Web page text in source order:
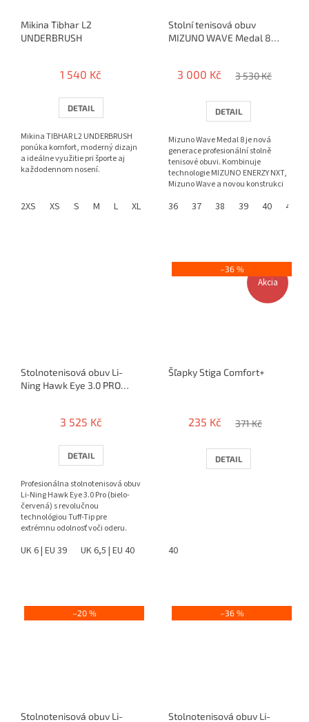
Mikina Tibhar L2
UNDERBRUSH
1 540 Kč
DETAIL
Mikina TIBHAR L2 UNDERBRUSH
ponúka komfort, moderný dizajn
a ideálne využitie pri športe aj
každodennom nosení.
2XS XS S M L XL 3XL 4XL
Stolní tenisová obuv
MIZUNO WAVE Medal 8
3 000 Kč 3 530 Kč
DETAIL
Mizuno Wave Medal 8 je nová
generace profesionální stolně
tenisové obuvi. Kombinuje
technologie MIZUNO ENERZY NXT,
Mizuno Wave a novou konstrukci
36 37 38 39 40 41
Stolnotenisová obuv Li-
Ning Hawk Eye 3.0 PRO
3 525 Kč
DETAIL
Profesionálna stolnotenisová obuv
Li-Ning Hawk Eye 3.0 Pro (bielo-
červená) s revolučnou
technológiou Tuff-Tip pre
extrémnu odolnosť voči oderu.
UK 6 | EU 39 UK 6,5 | EU 40 UK 7,5 | EU 41
Akcia
–36 %
Šľapky Stiga Comfort+
235 Kč 371 Kč
DETAIL
40
–20 %
Stolnotenisová obuv Li-
–36 %
Stolnotenisová obuv Li-